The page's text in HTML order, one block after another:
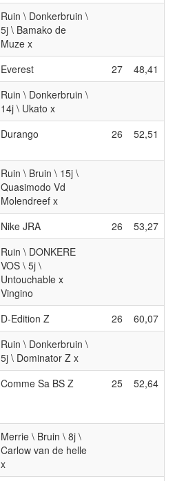
Ruin \ Donkerbruin \
5j \ Bamako de
Muze x
Everest 27
48,41
Ruin \ Donkerbruin \
14j \ Ukato x
Durango 26 52,51
Ruin \ Bruin \ 15j \
Quasimodo Vd
Molendreef x
Nike JRA 26
53,27
Ruin \ DONKERE
VOS \ 5j \
Untouchable x
Vingino
D-Edition Z 26
60,07
Ruin \ Donkerbruin \
5j \ Dominator Z x
Comme Sa BS Z 25 52,64
Merrie \ Bruin \ 8j \
Carlow van de helle
x